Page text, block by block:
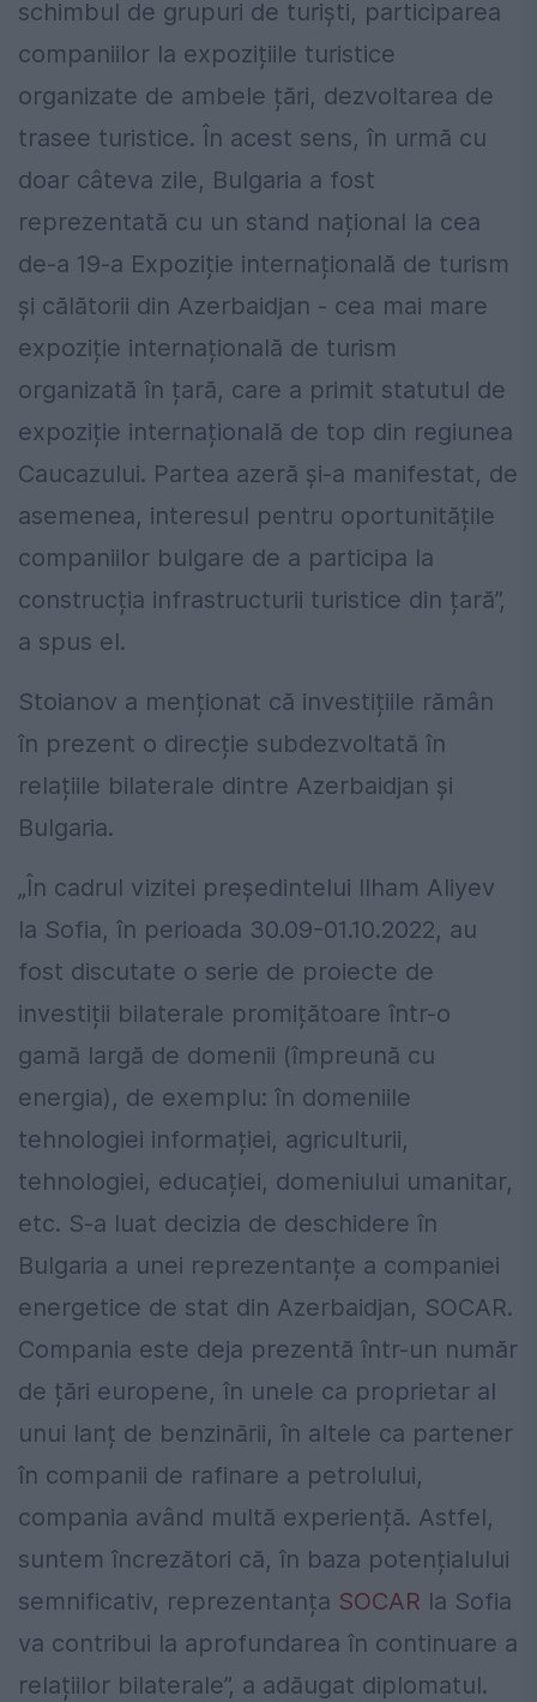
schimbul de grupuri de turiști, participarea
companiilor la expozițiile turistice
organizate de ambele țări, dezvoltarea de
trasee turistice. În acest sens, în urmă cu
doar câteva zile, Bulgaria a fost
reprezentată cu un stand național la cea
de-a 19-a Expoziție internațională de turism
și călătorii din Azerbaidjan - cea mai mare
expoziție internațională de turism
organizată în țară, care a primit statutul de
expoziție internațională de top din regiunea
Caucazului. Partea azeră și-a manifestat, de
asemenea, interesul pentru oportunitățile
companiilor bulgare de a participa la
construcția infrastructurii turistice din țară”,
a spus el.
Stoianov a menționat că investițiile rămân
în prezent o direcție subdezvoltată în
relațiile bilaterale dintre Azerbaidjan și
Bulgaria.
„În cadrul vizitei președintelui Ilham Aliyev
la Sofia, în perioada 30.09-01.10.2022, au
fost discutate o serie de proiecte de
investiții bilaterale promițătoare într-o
gamă largă de domenii (împreună cu
energia), de exemplu: în domeniile
tehnologiei informației, agriculturii,
tehnologiei, educației, domeniului umanitar,
etc. S-a luat decizia de deschidere în
Bulgaria a unei reprezentanțe a companiei
energetice de stat din Azerbaidjan, SOCAR.
Compania este deja prezentă într-un număr
de țări europene, în unele ca proprietar al
unui lanț de benzinării, în altele ca partener
în companii de rafinare a petrolului,
compania având multă experiență. Astfel,
suntem încrezători că, în baza potențialului
semnificativ, reprezentanța SOCAR la Sofia
va contribui la aprofundarea în continuare a
relațiilor bilaterale”, a adăugat diplomatul.